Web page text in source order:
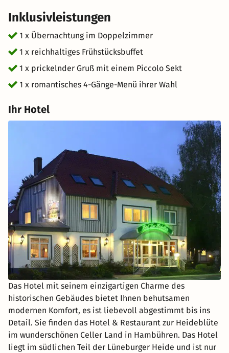
Inklusivleistungen
1 x Übernachtung im Doppelzimmer
1 x reichhaltiges Frühstücksbuffet
1 x prickelnder Gruß mit einem Piccolo Sekt
1 x romantisches 4-Gänge-Menü ihrer Wahl
Ihr Hotel
Das Hotel mit seinem einzigartigen Charme des
historischen Gebäudes bietet Ihnen behutsamen
modernen Komfort, es ist liebevoll abgestimmt bis ins
Detail. Sie finden das Hotel & Restaurant zur Heideblüte
im wunderschönen Celler Land in Hambühren. Das Hotel
liegt im südlichen Teil der Lüneburger Heide und ist nur